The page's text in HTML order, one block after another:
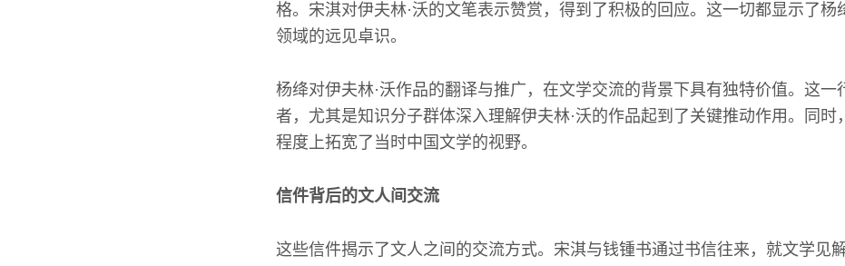
格。宋淇对伊夫林·沃的文笔表示赞赏，得到了积极的回应。这一切都显示了杨
领域的远见卓识。
杨绛对伊夫林·沃作品的翻译与推广，在文学交流的背景下具有独特价值。这一
者，尤其是知识分子群体深入理解伊夫林·沃的作品起到了关键推动作用。同时
程度上拓宽了当时中国文学的视野。
信件背后的文人间交流
这些信件揭示了文人之间的交流方式。宋淇与钱锺书通过书信往来，就文学见